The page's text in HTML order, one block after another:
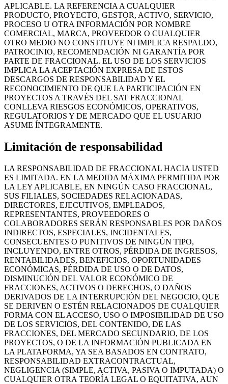
APLICABLE. LA REFERENCIA A CUALQUIER
PRODUCTO, PROYECTO, GESTOR, ACTIVO, SERVICIO,
PROCESO U OTRA INFORMACIÓN POR NOMBRE
COMERCIAL, MARCA, PROVEEDOR O CUALQUIER
OTRO MEDIO NO CONSTITUYE NI IMPLICA RESPALDO,
PATROCINIO, RECOMENDACIÓN NI GARANTÍA POR
PARTE DE FRACCIONAL. EL USO DE LOS SERVICIOS
IMPLICA LA ACEPTACIÓN EXPRESA DE ESTOS
DESCARGOS DE RESPONSABILIDAD Y EL
RECONOCIMIENTO DE QUE LA PARTICIPACIÓN EN
PROYECTOS A TRAVÉS DEL SAT FRACCIONAL
CONLLEVA RIESGOS ECONÓMICOS, OPERATIVOS,
REGULATORIOS Y DE MERCADO QUE EL USUARIO
ASUME ÍNTEGRAMENTE.
Limitación de responsabilidad
LA RESPONSABILIDAD DE FRACCIONAL HACIA USTED
ES LIMITADA. EN LA MEDIDA MÁXIMA PERMITIDA POR
LA LEY APLICABLE, EN NINGÚN CASO FRACCIONAL,
SUS FILIALES, SOCIEDADES RELACIONADAS,
DIRECTORES, EJECUTIVOS, EMPLEADOS,
REPRESENTANTES, PROVEEDORES O
COLABORADORES SERÁN RESPONSABLES POR DAÑOS
INDIRECTOS, ESPECIALES, INCIDENTALES,
CONSECUENTES O PUNITIVOS DE NINGÚN TIPO,
INCLUYENDO, ENTRE OTROS, PÉRDIDA DE INGRESOS,
RENTABILIDADES, BENEFICIOS, OPORTUNIDADES
ECONÓMICAS, PÉRDIDA DE USO O DE DATOS,
DISMINUCIÓN DEL VALOR ECONÓMICO DE
FRACCIONES, ACTIVOS O DERECHOS, O DAÑOS
DERIVADOS DE LA INTERRUPCIÓN DEL NEGOCIO, QUE
SE DERIVEN O ESTÉN RELACIONADOS DE CUALQUIER
FORMA CON EL ACCESO, USO O IMPOSIBILIDAD DE USO
DE LOS SERVICIOS, DEL CONTENIDO, DE LAS
FRACCIONES, DEL MERCADO SECUNDARIO, DE LOS
PROYECTOS, O DE LA INFORMACIÓN PUBLICADA EN
LA PLATAFORMA, YA SEA BASADOS EN CONTRATO,
RESPONSABILIDAD EXTRACONTRACTUAL,
NEGLIGENCIA (SIMPLE, ACTIVA, PASIVA O IMPUTADA) O
CUALQUIER OTRA TEORÍA LEGAL O EQUITATIVA, AUN